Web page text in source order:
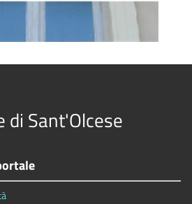
di Sant'Olcese